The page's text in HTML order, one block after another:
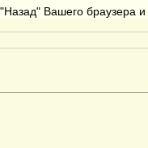
Вашего браузера